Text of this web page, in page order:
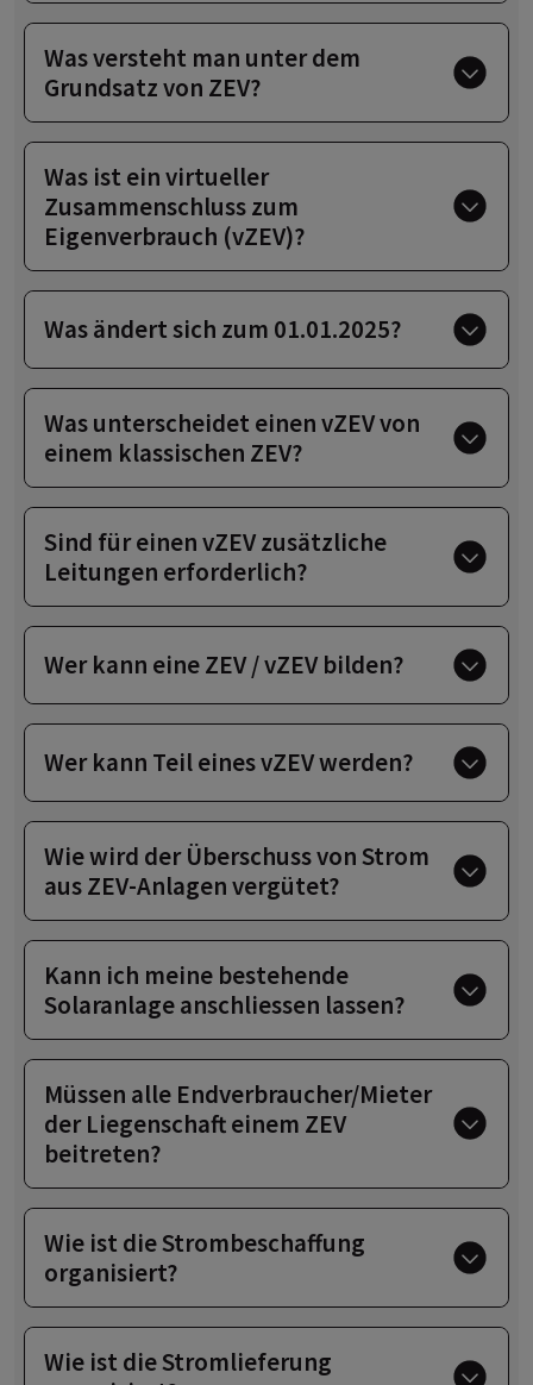
Was versteht man unter dem
Grundsatz von ZEV?
Was ist ein virtueller
Zusammenschluss zum
Eigenverbrauch (vZEV)?
Was ändert sich zum 01.01.2025?
Was unterscheidet einen vZEV von
einem klassischen ZEV?
Sind für einen vZEV zusätzliche
Leitungen erforderlich?
Wer kann eine ZEV / vZEV bilden?
Wer kann Teil eines vZEV werden?
Wie wird der Überschuss von Strom
aus ZEV-Anlagen vergütet?
Kann ich meine bestehende
Solaranlage anschliessen lassen?
Müssen alle Endverbraucher/Mieter
der Liegenschaft einem ZEV
beitreten?
Wie ist die Strombeschaffung
organisiert?
Wie ist die Stromlieferung